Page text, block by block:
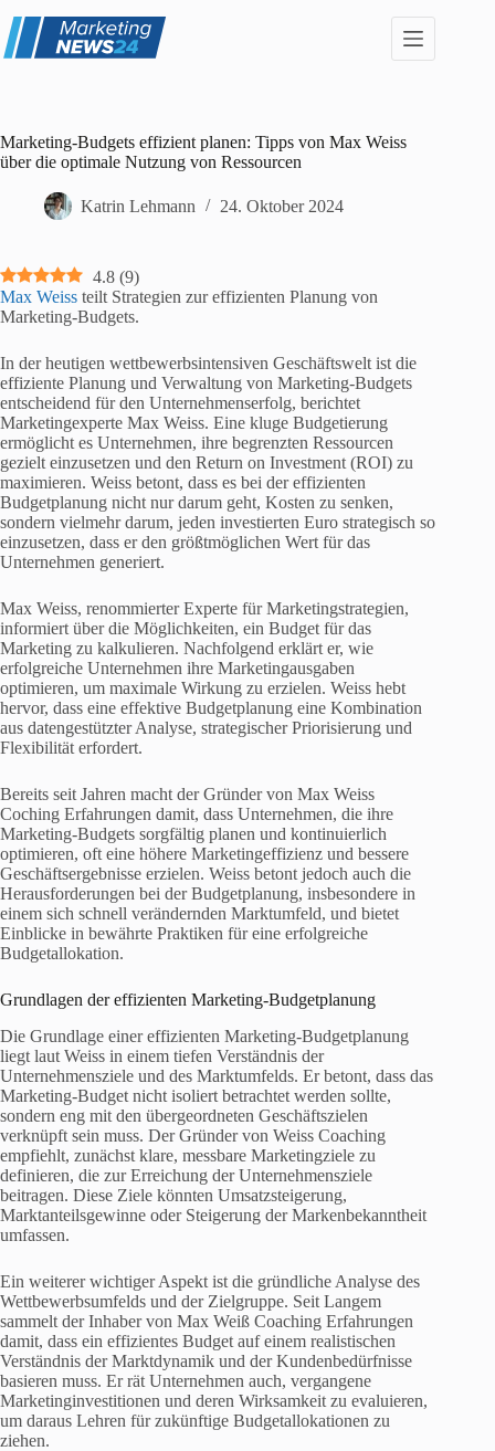
Inhalt
springen
Marketing-Budgets effizient planen: Tipps von Max Weiss
über die optimale Nutzung von Ressourcen
Katrin Lehmann 24. Oktober 2024
4.8 (9)
Max Weiss teilt Strategien zur effizienten Planung von
Marketing-Budgets.
In der heutigen wettbewerbsintensiven Geschäftswelt ist die
effiziente Planung und Verwaltung von Marketing-Budgets
entscheidend für den Unternehmenserfolg, berichtet
Marketingexperte Max Weiss. Eine kluge Budgetierung
ermöglicht es Unternehmen, ihre begrenzten Ressourcen
gezielt einzusetzen und den Return on Investment (ROI) zu
maximieren. Weiss betont, dass es bei der effizienten
Budgetplanung nicht nur darum geht, Kosten zu senken,
sondern vielmehr darum, jeden investierten Euro strategisch so
einzusetzen, dass er den größtmöglichen Wert für das
Unternehmen generiert.
Max Weiss, renommierter Experte für Marketingstrategien,
informiert über die Möglichkeiten, ein Budget für das
Marketing zu kalkulieren. Nachfolgend erklärt er, wie
erfolgreiche Unternehmen ihre Marketingausgaben
optimieren, um maximale Wirkung zu erzielen. Weiss hebt
hervor, dass eine effektive Budgetplanung eine Kombination
aus datengestützter Analyse, strategischer Priorisierung und
Flexibilität erfordert.
Bereits seit Jahren macht der Gründer von Max Weiss
Coching Erfahrungen damit, dass Unternehmen, die ihre
Marketing-Budgets sorgfältig planen und kontinuierlich
optimieren, oft eine höhere Marketingeffizienz und bessere
Geschäftsergebnisse erzielen. Weiss betont jedoch auch die
Herausforderungen bei der Budgetplanung, insbesondere in
einem sich schnell verändernden Marktumfeld, und bietet
Einblicke in bewährte Praktiken für eine erfolgreiche
Budgetallokation.
Grundlagen der effizienten Marketing-Budgetplanung
Die Grundlage einer effizienten Marketing-Budgetplanung
liegt laut Weiss in einem tiefen Verständnis der
Unternehmensziele und des Marktumfelds. Er betont, dass das
Marketing-Budget nicht isoliert betrachtet werden sollte,
sondern eng mit den übergeordneten Geschäftszielen
verknüpft sein muss. Der Gründer von Weiss Coaching
empfiehlt, zunächst klare, messbare Marketingziele zu
definieren, die zur Erreichung der Unternehmensziele
beitragen. Diese Ziele könnten Umsatzsteigerung,
Marktanteilsgewinne oder Steigerung der Markenbekanntheit
umfassen.
Ein weiterer wichtiger Aspekt ist die gründliche Analyse des
Wettbewerbsumfelds und der Zielgruppe. Seit Langem
sammelt der Inhaber von Max Weiß Coaching Erfahrungen
damit, dass ein effizientes Budget auf einem realistischen
Verständnis der Marktdynamik und der Kundenbedürfnisse
basieren muss. Er rät Unternehmen auch, vergangene
Marketinginvestitionen und deren Wirksamkeit zu evaluieren,
um daraus Lehren für zukünftige Budgetallokationen zu
ziehen.